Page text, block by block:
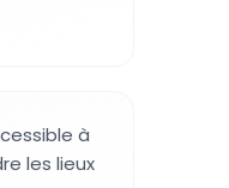
à
les lieux